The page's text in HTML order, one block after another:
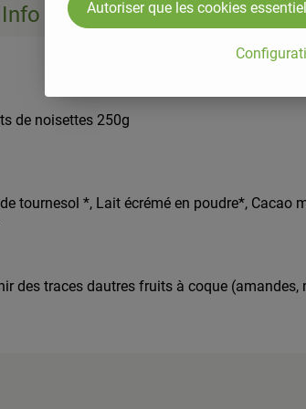
Info
de noisettes 250g
tournesol *, Lait écrémé en poudre*,
des traces dautres fruits à coque (amandes,
Autoriser que les cookies